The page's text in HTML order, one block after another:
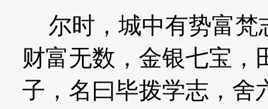
尔时，城中有势富梵
财富无数，金银七宝，
子，名曰毕拨学志，舍